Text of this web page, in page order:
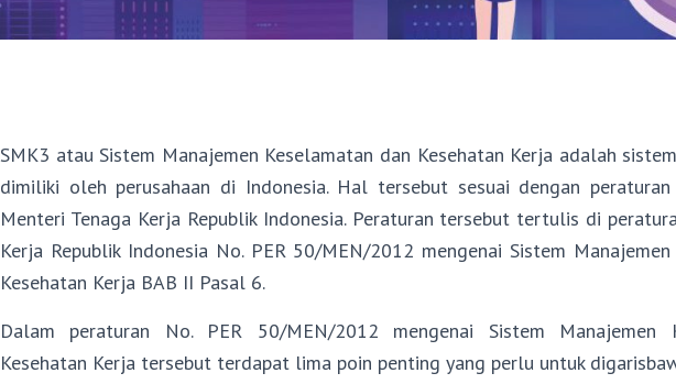
SMK3 atau Sistem Manajemen Keselamatan dan Kesehatan Kerja adalah
dimiliki oleh perusahaan di Indonesia. Hal tersebut sesuai dengan
Menteri Tenaga Kerja Republik Indonesia. Peraturan tersebut tertulis di
Kerja Republik Indonesia No. PER 50/MEN/2012 mengenai Sistem
Kesehatan Kerja BAB II Pasal 6.
Dalam peraturan No. PER 50/MEN/2012 mengenai Sistem Manajemen
Kesehatan Kerja tersebut terdapat lima poin penting yang perlu untuk